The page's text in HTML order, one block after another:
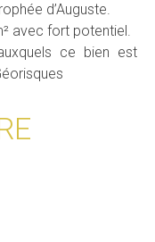
d’Auguste.
avec fort potentiel.
ce bien est